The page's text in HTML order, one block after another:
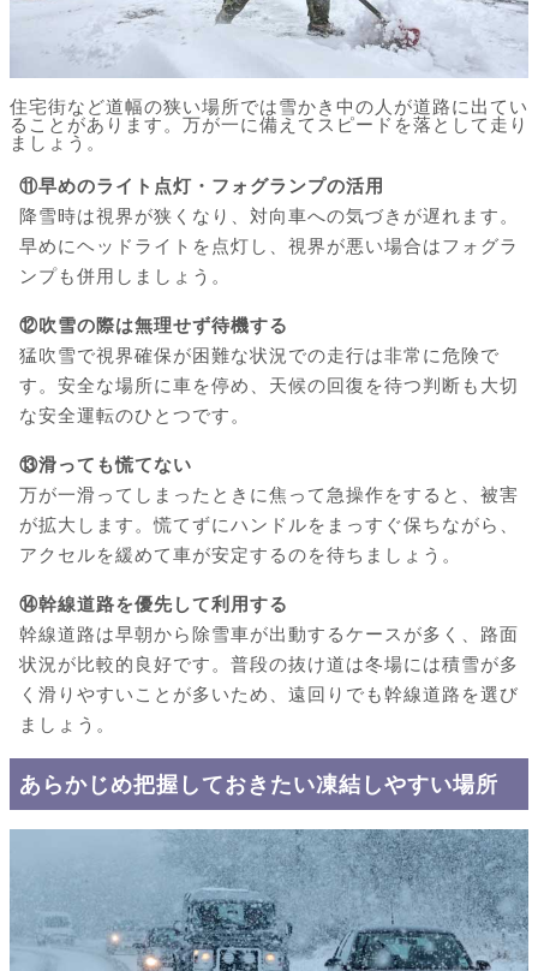
住宅街など道幅の狭い場所では雪かき中の人が道路に出てい
ることがあります。万が一に備えてスピードを落として走り
ましょう。
⑪早めのライト点灯・フォグランプの活用
降雪時は視界が狭くなり、対向車への気づきが遅れます。
早めにヘッドライトを点灯し、視界が悪い場合はフォグラ
ンプも併用しましょう。
⑫吹雪の際は無理せず待機する
猛吹雪で視界確保が困難な状況での走行は非常に危険で
す。安全な場所に車を停め、天候の回復を待つ判断も大切
な安全運転のひとつです。
⑬滑っても慌てない
万が一滑ってしまったときに焦って急操作をすると、被害
が拡大します。慌てずにハンドルをまっすぐ保ちながら、
アクセルを緩めて車が安定するのを待ちましょう。
⑭幹線道路を優先して利用する
幹線道路は早朝から除雪車が出動するケースが多く、路面
状況が比較的良好です。普段の抜け道は冬場には積雪が多
く滑りやすいことが多いため、遠回りでも幹線道路を選び
ましょう。
あらかじめ把握しておきたい凍結しやすい場所